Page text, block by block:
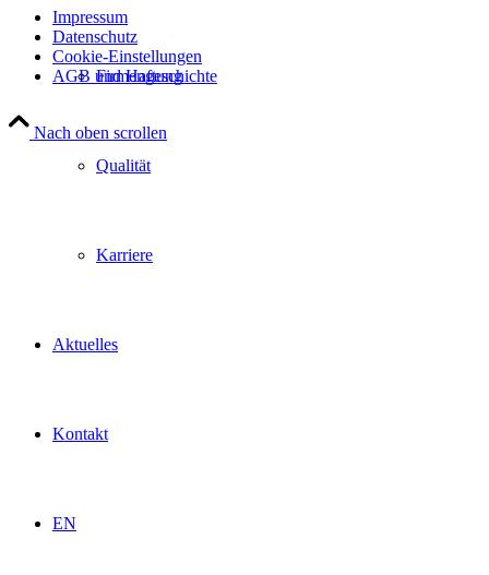
Firmengeschichte
Qualität
Karriere
Aktuelles
Kontakt
EN
Impressum
Datenschutz
Cookie-Einstellungen
AGB und Haftung
Nach oben scrollen